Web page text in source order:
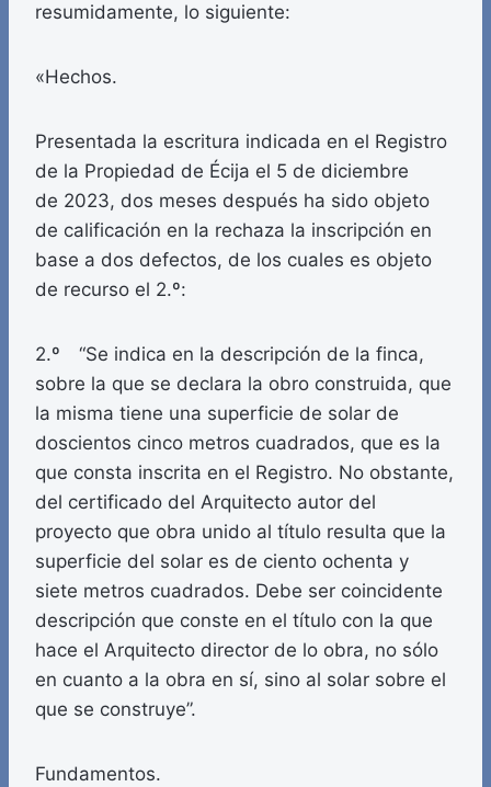
resumidamente, lo siguiente:
«Hechos.
Presentada la escritura indicada en el Registro
de la Propiedad de Écija el 5 de diciembre
de 2023, dos meses después ha sido objeto
de calificación en la rechaza la inscripción en
base a dos defectos, de los cuales es objeto
de recurso el 2.º:
2.º “Se indica en la descripción de la finca,
sobre la que se declara la obro construida, que
la misma tiene una superficie de solar de
doscientos cinco metros cuadrados, que es la
que consta inscrita en el Registro. No obstante,
del certificado del Arquitecto autor del
proyecto que obra unido al título resulta que la
superficie del solar es de ciento ochenta y
siete metros cuadrados. Debe ser coincidente
descripción que conste en el título con la que
hace el Arquitecto director de lo obra, no sólo
en cuanto a la obra en sí, sino al solar sobre el
que se construye”.
Fundamentos.